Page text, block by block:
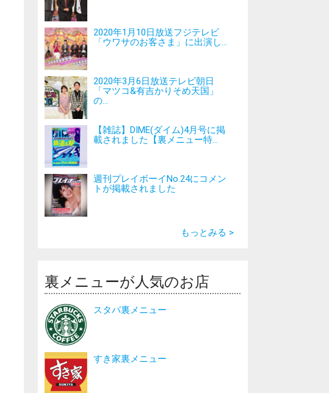
2020年1月10日放送フジテレビ
「ウワサのお客さま」に出演し...
2020年3月6日放送テレビ朝日
「マツコ&有吉かりそめ天国」
の...
【雑誌】DIME(ダイム)4月号に掲
載されました【裏メニュー特...
週刊プレイボーイNo.24にコメン
トが掲載されました
もっとみる >
裏メニューが人気のお店
スタバ裏メニュー
すき家裏メニュー